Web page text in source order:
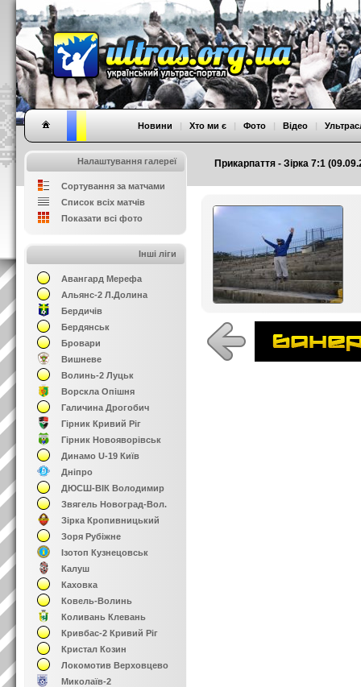
Прикарпаття - Зірка 7:1
Новини | Хто ми є | Фото | Відео |
Налаштування галереї
Сортування за матчами
Список всіх матчів
Показати всі фото
Інші ліги
Авангард Мерефа
Альянс-2 Л.Долина
Бердичів
Бердянськ
Бровари
Вишневе
Волинь-2 Луцьк
Ворскла Опішня
Галичина Дрогобич
Гірник Кривий Ріг
Гірник Новояворівськ
Динамо U-19 Київ
Дніпро
ДЮСШ-ВІК Володимир
Звягель Новоград-Вол.
Зірка Кропивницький
Зоря Рубіжне
Ізотоп Кузнецовськ
Калуш
Каховка
Ковель-Волинь
Коливань Клевань
Кривбас-2 Кривий Ріг
Кристал Козин
Локомотив Верховцево
Миколаїв-2